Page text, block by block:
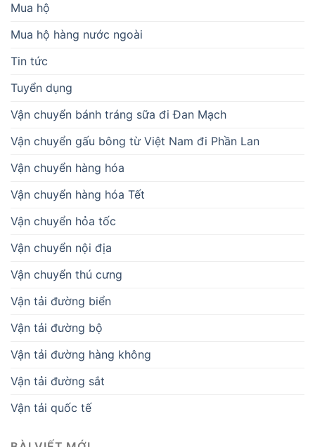
Mua hộ
Mua hộ hàng nước ngoài
Tin tức
Tuyển dụng
Vận chuyển bánh tráng sữa đi Đan Mạch
Vận chuyển gấu bông từ Việt Nam đi Phần Lan
Vận chuyển hàng hóa
Vận chuyển hàng hóa Tết
Vận chuyển hỏa tốc
Vận chuyển nội địa
Vận chuyển thú cưng
Vận tải đường biển
Vận tải đường bộ
Vận tải đường hàng không
Vận tải đường sắt
Vận tải quốc tế